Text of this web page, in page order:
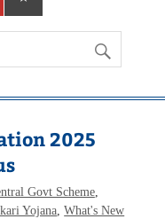
2025
Govt Scheme,
Yojana ,What's New